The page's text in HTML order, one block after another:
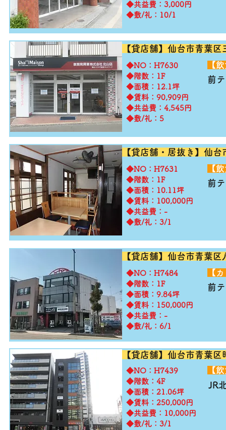
◆共益費：3,000円
◆敷/礼：10/1
【貸店舗】仙台市青葉
​◆NO：H7630
◆階数：1F
◆面積：12.1坪
◆賃料：90,909円
◆共益費：4,545円
◆敷/礼：5
前
【
【貸店舗・居抜き】仙
​◆NO：H7631
◆階数：1F
◆面積：10.11坪
◆賃料：100,000円
◆共益費：-
◆敷/礼：3/1
前
【
【貸店舗】仙台市青葉
​◆NO：H7484
◆階数：1F
◆面積：9.84坪
◆賃料：150,000円
◆共益費：-
◆敷/礼：6/1
前
【
【貸店舗】仙台市青葉
​◆NO：H7439
◆階数：4F
◆面積：21.06坪
◆賃料：250,000円
◆共益費：10,000円
◆敷/礼：3/1
【
JR